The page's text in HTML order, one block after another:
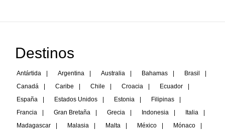
Destinos
Antártida | Argentina | Australia | Bahamas | Brasil
|
Canadá
| Caribe | Chile | Croacia | Ecuador
|
España
| Estados Unidos | Estonia | Filipinas
|
Francia
| Gran Bretaña | Grecia | Indonesia | Italia
|
Madagascar
| Malasia | Malta | México | Mónaco
|